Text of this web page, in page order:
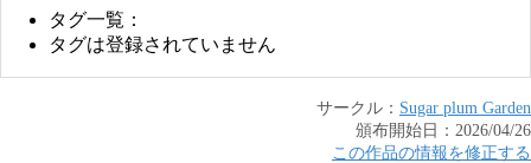
タグ一覧：
タグは登録されていません
サークル： Sugar plum Garden
頒布開始日： 2026/04/26
この作品の情報を修正する